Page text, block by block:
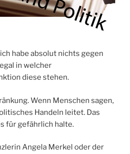
habe absolut nichts gegen
in welcher
diese stehen.
Wenn Menschen sagen,
Handeln leitet. Das
für gefährlich halte.
Angela Merkel oder der